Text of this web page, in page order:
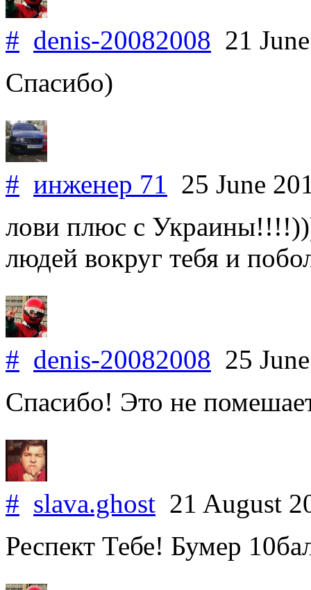
# denis-20082008 21
Спасибо)
# инженер 71 25 June
лови плюс с
людей вокруг тебя и
# denis-20082008 25
Спасибо! Это не
# slava.ghost 21 August
Респект Тебе! Бумер